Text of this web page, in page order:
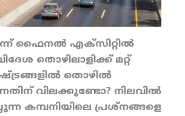
ഫൈനല്‍ എക്‌സിറ്റില്‍
വിദേശ തൊഴിലാളിക്ക് മറ്റ്
തൊഴില്‍
വിലക്കുണ്ടോ? നിലവില്‍
കമ്പനിയിലെ പ്രശ്‌നങ്ങളെ